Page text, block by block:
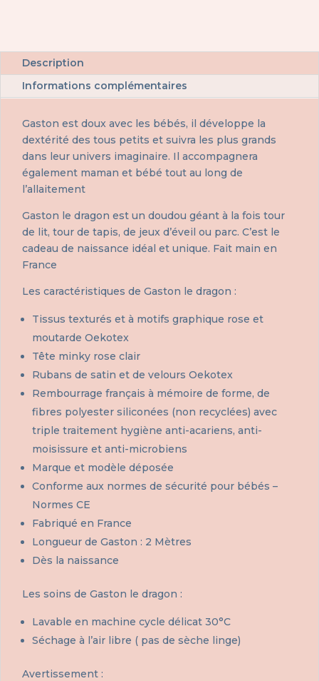
Description
Informations complémentaires
Gaston est doux avec les bébés, il développe la
dextérité des tous petits et suivra les plus grands
dans leur univers imaginaire. Il accompagnera
également maman et bébé tout au long de
l’allaitement
Gaston le dragon est un doudou géant à la fois tour
de lit, tour de tapis, de jeux d’éveil ou parc. C’est le
cadeau de naissance idéal et unique. Fait main en
France
Les caractéristiques de Gaston le dragon :
Tissus texturés et à motifs graphique rose et
moutarde Oekotex
Tête minky rose clair
Rubans de satin et de velours Oekotex
Rembourrage français à mémoire de forme, de
fibres polyester siliconées (non recyclées) avec
triple traitement hygiène anti-acariens, anti-
moisissure et anti-microbiens
Marque et modèle déposée
Conforme aux normes de sécurité pour bébés –
Normes CE
Fabriqué en France
Longueur de Gaston : 2 Mètres
Dès la naissance
Les soins de Gaston le dragon :
Lavable en machine cycle délicat 30°C
Séchage à l’air libre ( pas de sèche linge)
Avertissement :